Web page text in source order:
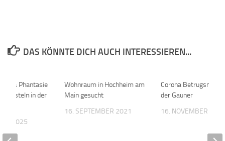
DAS KÖNNTE DICH AUCH INTERESSIEREN...
Wohnraum in Hochheim am
Main gesucht
16. SEPTEMBER 2021
Corona
der Gauner
16. NOVEMBER
& Phantasie
basteln in der
2025